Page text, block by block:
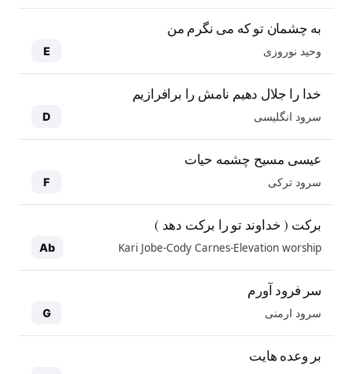
به چشمان تو که می نگرم من
وحید نوروزی E
خدا را جلال دهیم نامش را برافرازیم
سرود انگلیسی D
عیسی مسیح چشمه حیات
سرود ترکی F
برکت ( خداوند تو را برکت دهد )
Kari Jobe-Cody Carnes-Elevation worship
Ab
سر فرود آورم
سرود ارمنی G
بر وعده هایت